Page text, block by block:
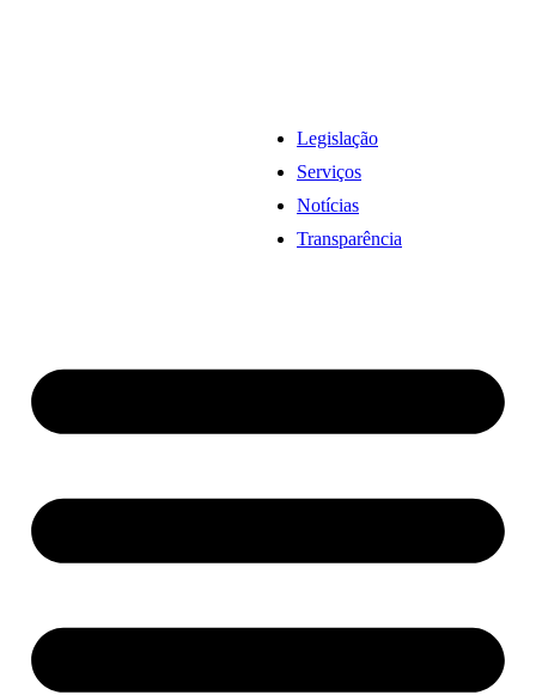
Legislação
Serviços
Notícias
Transparência